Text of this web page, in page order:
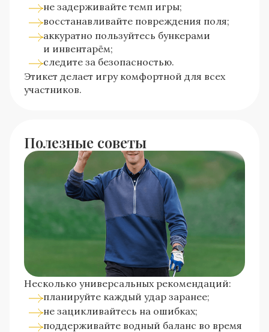
не задерживайте темп игры;
восстанавливайте повреждения поля;
аккуратно пользуйтесь бункерами
и инвентарём;
следите за безопасностью.
Этикет делает игру комфортной для всех
участников.
Полезные советы
Несколько универсальных рекомендаций:
планируйте каждый удар заранее;
не зацикливайтесь на ошибках;
поддерживайте водный баланс во время